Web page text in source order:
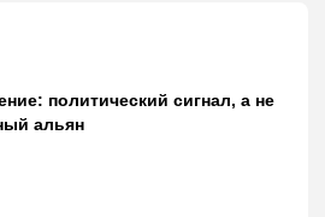
политический сигнал, а не
альян